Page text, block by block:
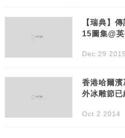
【瑞典】
15圖集@
Dec 29 2015
香港哈爾
外冰雕節已
Oct 2 2014